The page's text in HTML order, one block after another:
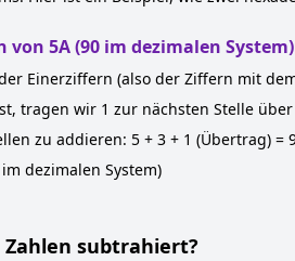
5A (90 im dezimalen
Einerziffern (also der Ziffern mit
tragen wir 1 zur nächsten Stelle über
zu addieren: 5 + 3 + 1 (Übertrag) =
dezimalen System)
subtrahiert?